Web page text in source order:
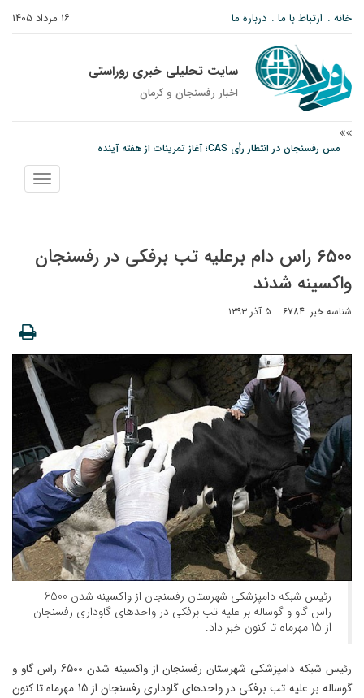
۱۶ مرداد ۱۴۰۵ خانه ارتباط با ما درباره ما
سایت تحلیلی خبری روراستی
اخبار رفسنجان و كرمان
مس رفسنجان در انتظار رأی CAS؛ آغاز تمرینات از هفته آینده
پیام رئیس کل دادگستری استان کرمان به مناسبت ۱۷ مردادماه سالروز شهادت شهید
نمایش
منو
6500 راس دام برعلیه تب برفکی در رفسنجان
واکسینه شدند
شناسه خبر: 6784 ۵ آذر ۱۳۹۳
رئیس شبکه دامپزشکی شهرستان رفسنجان از واکسینه شدن 6500
راس گاو و گوساله بر علیه تب برفکی در واحدهای گاوداری رفسنجان
از 15 مهرماه تا کنون خبر داد.
رئیس شبکه دامپزشکی شهرستان رفسنجان از واکسینه شدن 6500 راس گاو و
گوساله بر علیه تب برفکی در واحدهای گاوداری رفسنجان از 15 مهرماه تا کنون